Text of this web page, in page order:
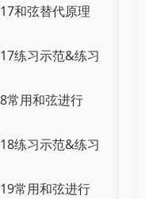
和弦替代原理
练习示范&练习
常用和弦进行
练习示范&练习
常用和弦进行